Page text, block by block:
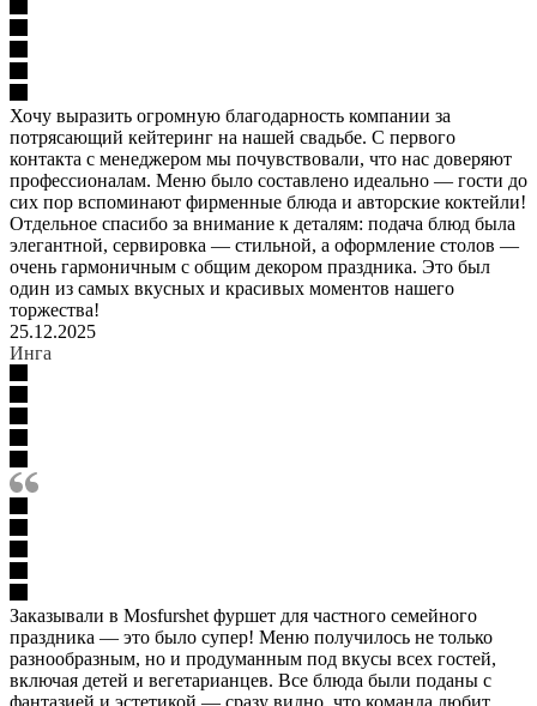
Хочу выразить огромную благодарность компании за
потрясающий кейтеринг на нашей свадьбе. С первого
контакта с менеджером мы почувствовали, что нас доверяют
профессионалам. Меню было составлено идеально — гости до
сих пор вспоминают фирменные блюда и авторские коктейли!
Отдельное спасибо за внимание к деталям: подача блюд была
элегантной, сервировка — стильной, а оформление столов —
очень гармоничным с общим декором праздника. Это был
один из самых вкусных и красивых моментов нашего
торжества!
25.12.2025
Инга
Заказывали в Mosfurshet фуршет для частного семейного
праздника — это было супер! Меню получилось не только
разнообразным, но и продуманным под вкусы всех гостей,
включая детей и вегетарианцев. Все блюда были поданы с
фантазией и эстетикой — сразу видно, что команда любит